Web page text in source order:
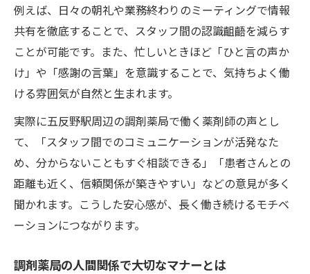
例えば、日々の朝礼や業務終わりのミーティングで情報
共有を徹底することで、スタッフ間の認識齟齬を減らす
ことが可能です。また、忙しいときほど「ひと言の声か
け」や「感謝の言葉」を意識することで、気持ちよく働
ける雰囲気が自然と生まれます。
実際に五反野駅周辺の調剤薬局で働く薬剤師の声とし
て、「スタッフ間でのコミュニケーションが活発なた
め、分からないこともすぐ相談できる」「患者さんとの
距離も近く、信頼関係が築きやすい」などの意見が多く
聞かれます。こうした安心感が、長く働き続けるモチベ
ーションにつながります。
調剤薬局の人間関係で大切なマナーとは